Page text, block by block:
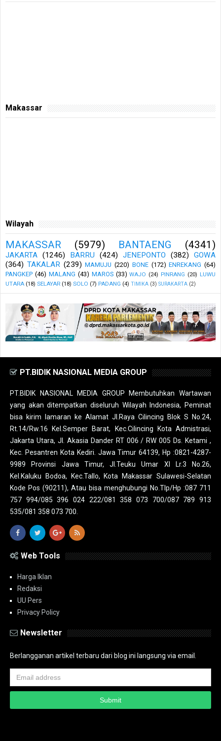
Makassar
Wilayah
MAKASSAR (5979) BANTAENG (4341)
JAKARTA (1246) BARRU (424) JENEPONTO (382)
GOWA
(364) TAKALAR (239) MAMUJU (220) BONE (172) ENREKANG (64)
PANGKEP (46) MALANG (43) MAROS (33) WAJO (24) PINRANG (20) LUWU
UTARA (18) SELAYAR (18) SOLO (7) PADANG (4) TIMIKA (3) SURAKARTA (2)
PT.BIDIK NASIONAL MEDIA GROUP
PT.BIDIK NASIONAL MEDIA GROUP Membutuhkan Wartawan
yang akan ditempatkan diseluruh Wilayah Indonesia, Peminat
bisa kirim lamaran ke Alamat Jl.Raya Cilincing Blok S No.24,
Rt.14/Rw.16 Kel.Semper Barat, Kec.Cilincing Kota Admistrasi,
Jakarta Utara, Jl. Akasia Dander RT 006 / RW 005 Ds. Ketami ,
Kec. Pesantren Kota Kediri. Jawa Timur 64139, Hp :0821-4287-
9989 Provinsi Jawa Timur, Jl.Teuku Umar XI Lr.3 No.26,
Kel.Kaluku Bodoa, Kec.Tallo, Kota Makassar Sulawesi-Selatan
Kode Pos (90211), Atau bisa menghubungi No.Tlp/Hp :087 711
757 994/085 396 024 222/081 358 073 700/087 789 913
535/081 358 073 700.
Web Tools
Harga Iklan
Redaksi
UU Pers
Privacy Policy
Newsletter
Berlangganan artikel terbaru dari blog ini langsung via email.